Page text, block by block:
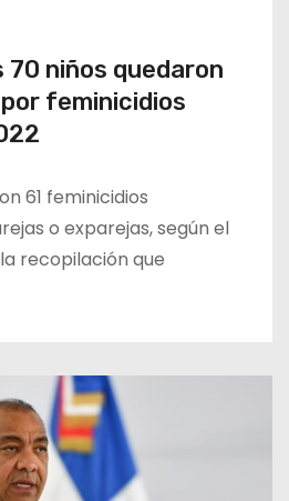
70 niños quedaron
feminicidios
61 feminicidios
o exparejas, según el
recopilación que